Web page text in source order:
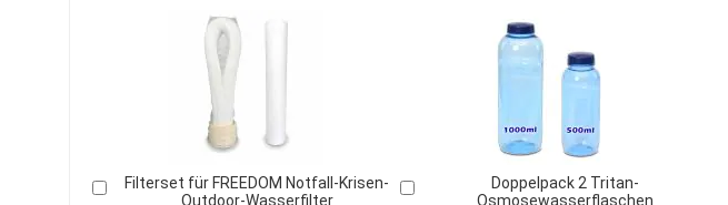
Filterset für FREEDOM Notfall-Krisen-
Outdoor-Wasserfilter
Doppelpack 2 Tritan-
Osmosewasserflaschen